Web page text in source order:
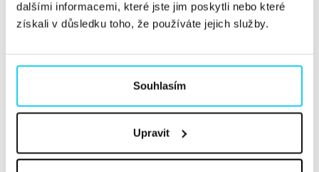
dalšími informacemi, které jste jim poskytli nebo které
získali v důsledku toho, že používáte jejich služby.
Souhlasím
Upravit
prodej těchto dalších společně nakupovaných
ceny vybraného produktu?